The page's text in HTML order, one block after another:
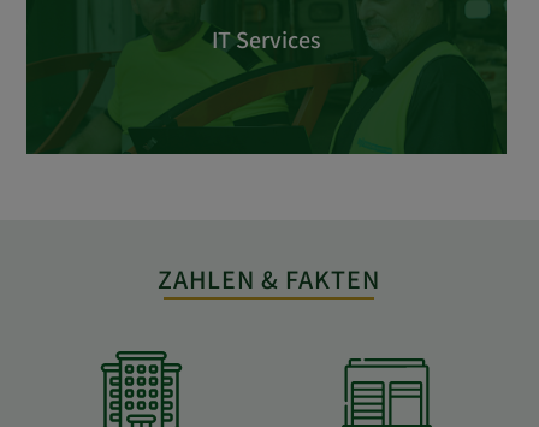
IT Services
ZAHLEN & FAKTEN